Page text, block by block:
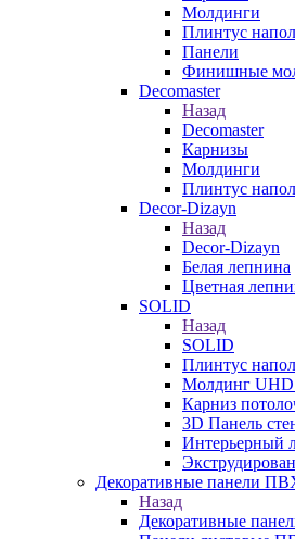
Молдинги
Плинтус
Панели
Финишные
Decomaster
Назад
Decomaster
Карнизы
Молдинги
Плинтус
Decor-Dizayn
Назад
Decor-Dizayn
Белая лепнина
Цветная
SOLID
Назад
SOLID
Плинтус
Молдинг
Карниз
3D Панель
Интерьерный
Декоративные панели
Назад
Декоративные